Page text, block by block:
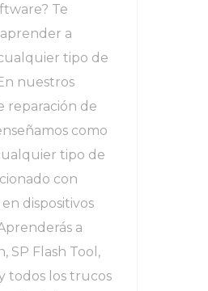
Te
a
tipo de
nuestros
reparación de
como
tipo de
con
dispositivos
a
SP Flash Tool,
todos los trucos